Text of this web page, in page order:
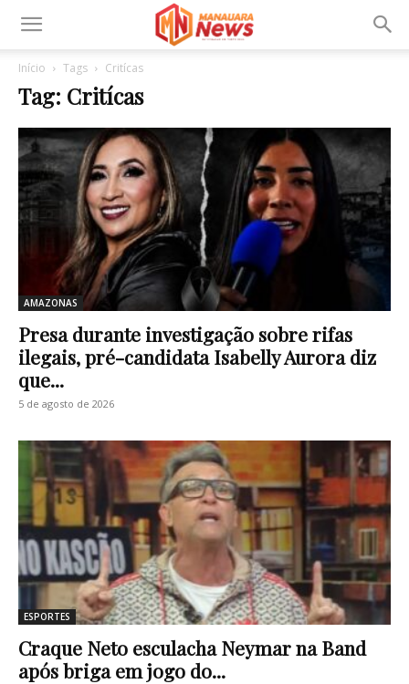
Início Tags Critícas
Tag: Critícas
AMAZONAS
Presa durante investigação sobre rifas
ilegais, pré-candidata Isabelly Aurora diz
que...
5 de agosto de 2026
ESPORTES
Craque Neto esculacha Neymar na Band
após briga em jogo do...